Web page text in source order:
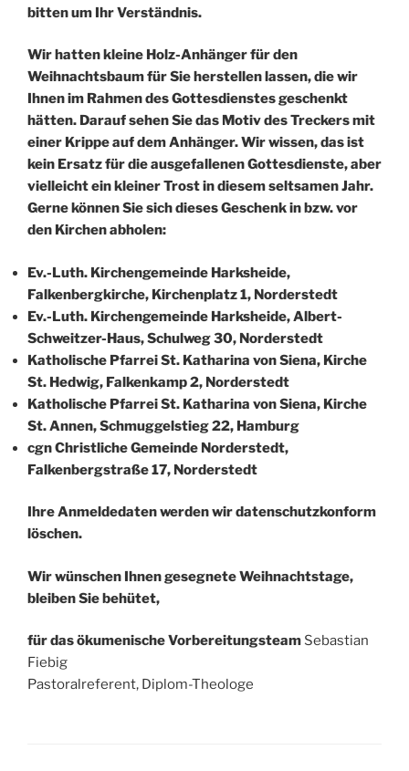
bitten um Ihr Verständnis.
Wir hatten kleine Holz-Anhänger für den
Weihnachtsbaum für Sie herstellen lassen, die wir
Ihnen im Rahmen des Gottesdienstes geschenkt
hätten. Darauf sehen Sie das Motiv des Treckers mit
einer Krippe auf dem Anhänger. Wir wissen, das ist
kein Ersatz für die ausgefallenen Gottesdienste, aber
vielleicht ein kleiner Trost in diesem seltsamen Jahr.
Gerne können Sie sich dieses Geschenk in bzw. vor
den Kirchen abholen:
Ev.-Luth. Kirchengemeinde Harksheide,
Falkenbergkirche, Kirchenplatz 1, Norderstedt
Ev.-Luth. Kirchengemeinde Harksheide, Albert-
Schweitzer-Haus, Schulweg 30, Norderstedt
Katholische Pfarrei St. Katharina von Siena, Kirche
St. Hedwig, Falkenkamp 2, Norderstedt
Katholische Pfarrei St. Katharina von Siena, Kirche
St. Annen, Schmuggelstieg 22, Hamburg
cgn Christliche Gemeinde Norderstedt,
Falkenbergstraße 17, Norderstedt
Ihre Anmeldedaten werden wir datenschutzkonform
löschen.
Wir wünschen Ihnen gesegnete Weihnachtstage,
bleiben Sie behütet,
für das ökumenische Vorbereitungsteam Sebastian
Fiebig
Pastoralreferent, Diplom-Theologe